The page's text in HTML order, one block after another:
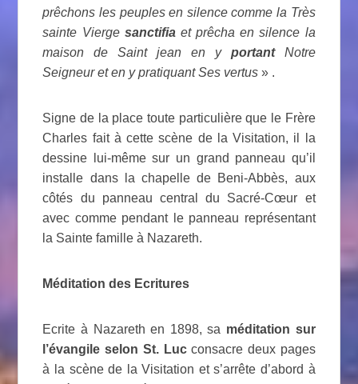
prêchons les peuples en silence comme la Très
sainte Vierge sanctifia et prêcha en silence la
maison de Saint jean en y
portant
Notre
Seigneur et en y pratiquant Ses vertus » .
Signe de la place toute particulière que le Frère
Charles fait à cette scène de la Visitation, il la
dessine lui-même sur un grand panneau qu’il
installe dans la chapelle de Beni-Abbès, aux
côtés du panneau central du Sacré-Cœur et
avec comme pendant le panneau représentant
la Sainte famille à Nazareth.
Méditation des Ecritures
Ecrite à Nazareth en 1898, sa méditation sur
l’évangile selon St. Lucconsacre deux pages
à la scène de la Visitation et s’arrête d’abord à